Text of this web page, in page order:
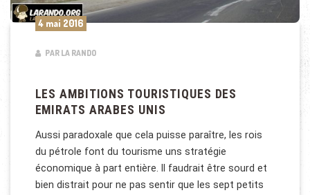
4 mai 2016
PAR LA RANDO
LES AMBITIONS TOURISTIQUES DES
EMIRATS ARABES UNIS
Aussi paradoxale que cela puisse paraître, les rois
du pétrole font du tourisme uns stratégie
économique à part entière. Il faudrait être sourd et
bien distrait pour ne pas sentir que les sept petits